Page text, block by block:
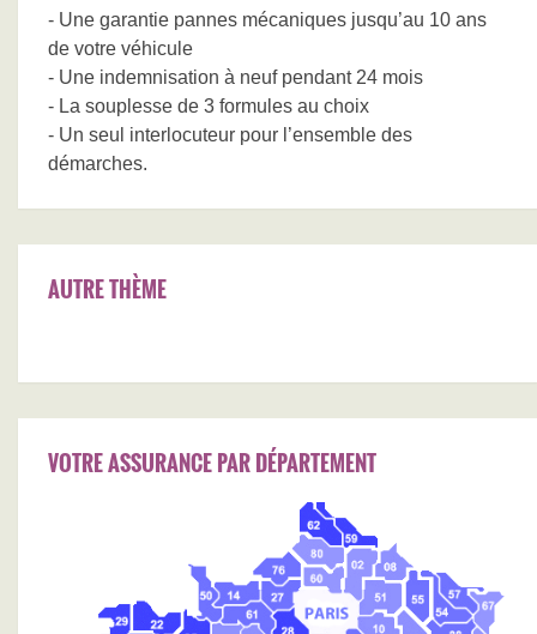
- Une garantie pannes mécaniques jusqu’au 10 ans
de votre véhicule
- Une indemnisation à neuf pendant 24 mois
- La souplesse de 3 formules au choix
- Un seul interlocuteur pour l’ensemble des
démarches.
AUTRE THÈME
VOTRE ASSURANCE PAR DÉPARTEMENT